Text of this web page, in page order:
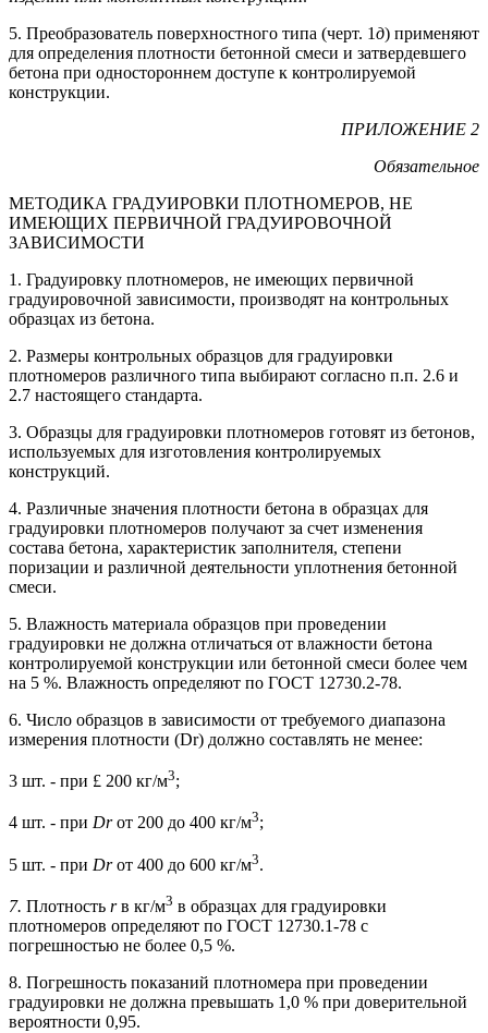
5. Преобразователь поверхностного типа (черт. 1д) применяют
для определения плотности бетонной смеси и затвердевшего
бетона при одностороннем доступе к контролируемой
конструкции.
ПРИЛОЖЕНИЕ 2
Обязательное
МЕТОДИКА ГРАДУИРОВКИ ПЛОТНОМЕРОВ, НЕ
ИМЕЮЩИХ ПЕРВИЧНОЙ ГРАДУИРОВОЧНОЙ
ЗАВИСИМОСТИ
1. Градуировку плотномеров, не имеющих первичной
градуировочной зависимости, производят на контрольных
образцах из бетона.
2. Размеры контрольных образцов для градуировки
плотномеров различного типа выбирают согласно п.п. 2.6 и
2.7 настоящего стандарта.
3. Образцы для градуировки плотномеров готовят из бетонов,
используемых для изготовления контролируемых
конструкций.
4. Различные значения плотности бетона в образцах для
градуировки плотномеров получают за счет изменения
состава бетона, характеристик заполнителя, степени
поризации и различной деятельности уплотнения бетонной
смеси.
5. Влажность материала образцов при проведении
градуировки не должна отличаться от влажности бетона
контролируемой конструкции или бетонной смеси более чем
на 5 %. Влажность определяют по ГОСТ 12730.2-78.
6. Число образцов в зависимости от требуемого диапазона
измерения плотности (Dr) должно составлять не менее:
3 шт. - при £ 200 кг/м3;
4 шт. - при Drот 200 до 400 кг/м3;
5 шт. - при Drот 400 до 600 кг/м3.
7. Плотность rв кг/м3 в образцах для градуировки
плотномеров определяют по ГОСТ 12730.1-78 с
погрешностью не более 0,5 %.
8. Погрешность показаний плотномера при проведении
градуировки не должна превышать 1,0 % при доверительной
вероятности 0,95.